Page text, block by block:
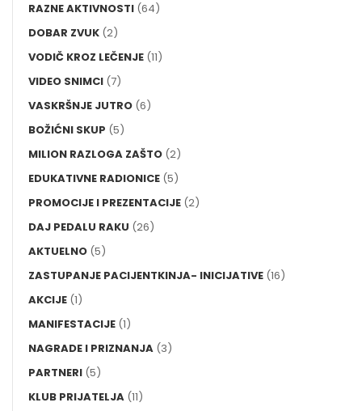
RAZNE AKTIVNOSTI (64)
DOBAR ZVUK (2)
VODIČ KROZ LEČENJE (11)
VIDEO SNIMCI (7)
VASKRŠNJE JUTRO (6)
BOŽIĆNI SKUP (5)
MILION RAZLOGA ZAŠTO (2)
EDUKATIVNE RADIONICE (5)
PROMOCIJE I PREZENTACIJE (2)
DAJ PEDALU RAKU (26)
AKTUELNO (5)
ZASTUPANJE PACIJENTKINJA- INICIJATIVE (16)
AKCIJE (1)
MANIFESTACIJE (1)
NAGRADE I PRIZNANJA (3)
PARTNERI (5)
KLUB PRIJATELJA (11)